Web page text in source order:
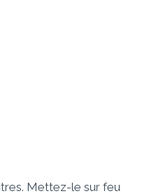
Mettez-le sur feu